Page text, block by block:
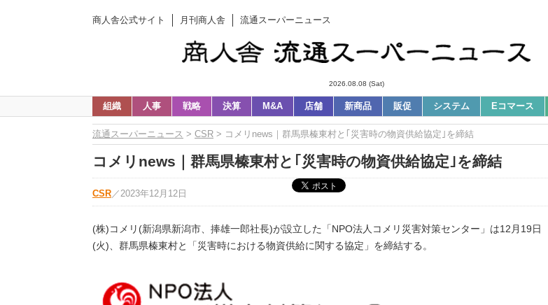
商人舎公式サイト 月刊商人舎 流通スーパーニュース
2026.08.08 (Sat)
組織 人事 戦略 決算 M&A 店舗 新商品 販促 システム Eコマース
流通スーパーニュース > CSR > コメリnews｜群馬県榛東村と｢災害時の物資供給協定｣を締結
コメリnews｜群馬県榛東村と｢災害時の物資供給協定｣を締結
CSR ／ 2023年12月12日
(株)コメリ(新潟県新潟市、捧雄一郎社長)が設立した「NPO法人コメリ災害対策センター」は12月19日
(火)、群馬県榛東村と「災害時における物資供給に関する協定」を締結する。